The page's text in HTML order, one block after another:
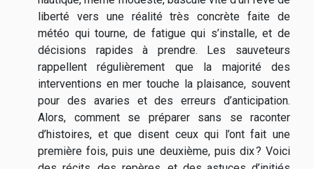
liberté vers une réalité très concrète faite de
météo qui tourne, de fatigue qui s’installe, et de
décisions rapides à prendre. Les sauveteurs
rappellent régulièrement que la majorité des
interventions en mer touche la plaisance, souvent
pour des avaries et des erreurs d’anticipation.
Alors, comment se préparer sans se raconter
d’histoires, et que disent ceux qui l’ont fait une
première fois, puis une deuxième, puis dix ? Voici